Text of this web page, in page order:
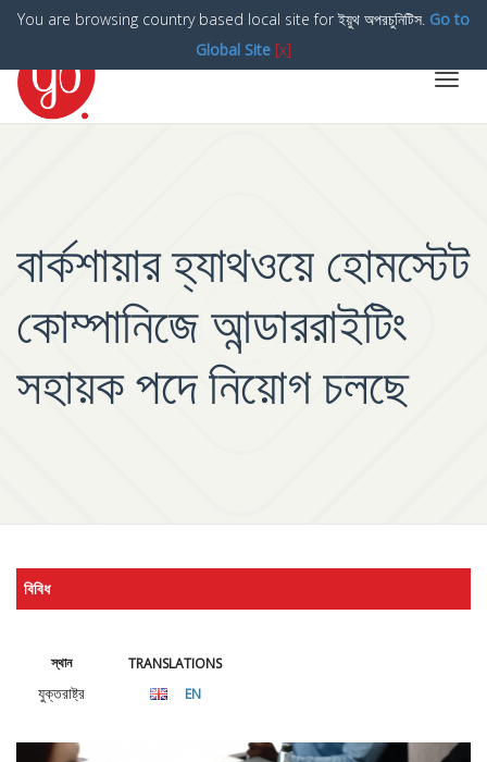
বার্কশায়ার হ্যাথওয়ে হোমস্টেট
কোম্পানিজে আন্ডাররাইটিং
সহায়ক পদে নিয়োগ চলছে
বিবিধ
স্থান
যুক্তরাষ্ট্র
TRANSLATIONS
EN
You are browsing country based local site for ইয়ুথ অপরচুনিটিস. Go to
Global Site [x]